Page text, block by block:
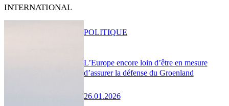
INTERNATIONAL
L’Europe encore loin d’être en mesure
d’assurer la défense du Groenland
26.01.2026
POLITIQUE